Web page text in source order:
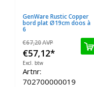
GenWare Rustic Copper
bord plat Ø19cm doos à
6
€67,20AVP
€57,12*
Excl. btw
Artnr:
702700000019